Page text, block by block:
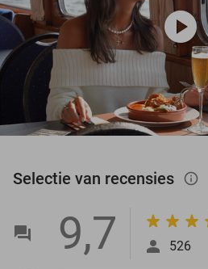
play_circle
Selectie van recensies info_outlined
9,7 526